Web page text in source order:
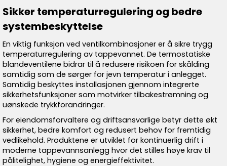
Sikker temperaturregulering og bedre
systembeskyttelse
En viktig funksjon ved ventilkombinasjoner er å sikre trygg
temperaturregulering av tappevannet. De termostatiske
blandeventilene bidrar til å redusere risikoen for skålding
samtidig som de sørger for jevn temperatur i anlegget.
Samtidig beskyttes installasjonen gjennom integrerte
sikkerhetsfunksjoner som motvirker tilbakestrømning og
uønskede trykkforandringer.
For eiendomsforvaltere og driftsansvarlige betyr dette økt
sikkerhet, bedre komfort og redusert behov for fremtidig
vedlikehold. Produktene er utviklet for kontinuerlig drift i
moderne tappevannsanlegg hvor det stilles høye krav til
pålitelighet, hygiene og energieffektivitet.